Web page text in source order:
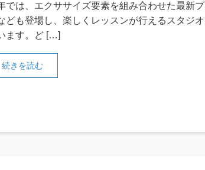
では、エクササイズ要素を組み合わせた最新
ども登場し、楽しくレッスンが行えるスタジオ
ます。ど […]
続きを読む